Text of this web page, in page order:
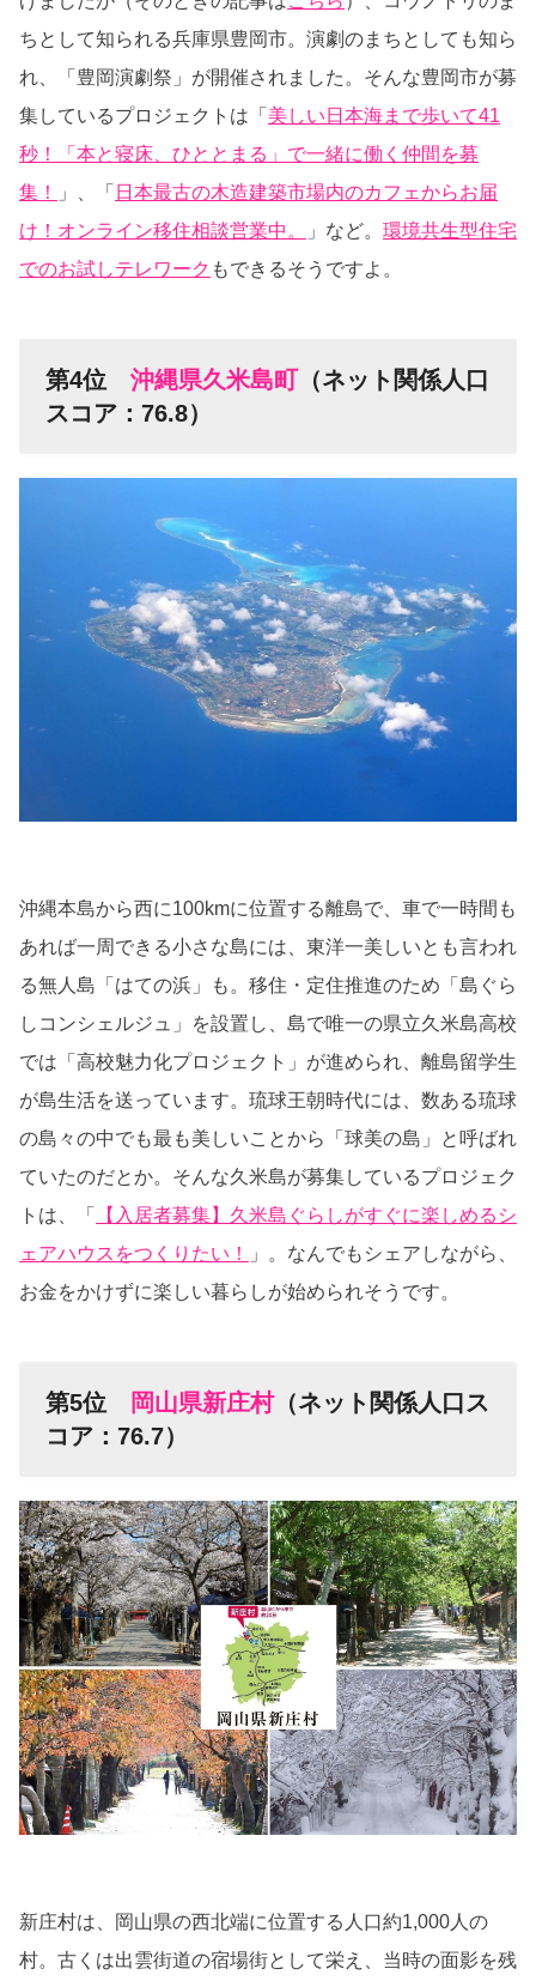
ちとして知られる兵庫県豊岡市。演劇のまちとしても知ら
れ、「豊岡演劇祭」が開催されました。そんな豊岡市が募
集しているプロジェクトは「 美しい日本海まで歩いて41
秒！「本と寝床、ひととまる」で一緒に働く仲間を募
集！
」、「 日本最古の木造建築市場内のカフェからお届
け！オンライン移住相談営業中。
」など。 環境共生型住宅
でのお試しテレワーク もできるそうですよ。
第4位 沖縄県久米島町（ネット関係人口
スコア：76.8）
沖縄本島から西に100kmに位置する離島で、車で一時間も
あれば一周できる小さな島には、東洋一美しいとも言われ
る無人島「はての浜」も。移住・定住推進のため「島ぐら
しコンシェルジュ」を設置し、島で唯一の県立久米島高校
では「高校魅力化プロジェクト」が進められ、離島留学生
が島生活を送っています。琉球王朝時代には、数ある琉球
の島々の中でも最も美しいことから「球美の島」と呼ばれ
ていたのだとか。そんな久米島が募集しているプロジェク
トは、「
【入居者募集】久米島ぐらしがすぐに楽しめるシ
ェアハウスをつくりたい！
」。なんでもシェアしながら、
お金をかけずに楽しい暮らしが始められそうです。
第5位 岡山県新庄村（ネット関係人口ス
コア：76.7）
新庄村は、岡山県の西北端に位置する人口約1,000人の
村。古くは出雲街道の宿場街として栄え、当時の面影を残